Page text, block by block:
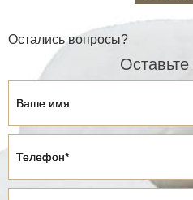
Остались вопросы?
Оставьте
Ваше имя
Ваше имя
Телефон*
Телефон*